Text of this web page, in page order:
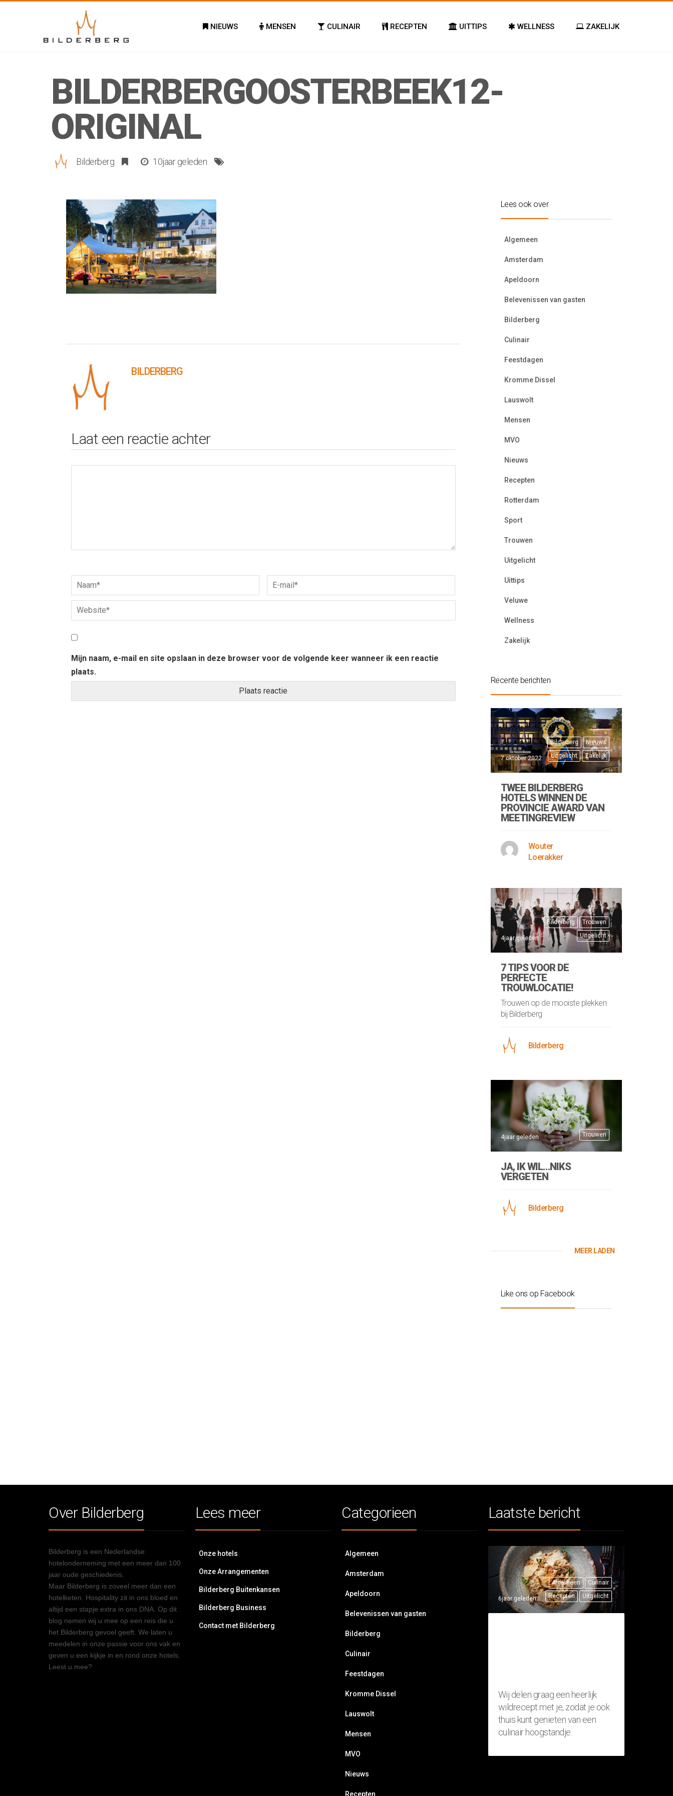
NIEUWS MENSEN CULINAIR RECEPTEN UITTIPS WELLNESS ZAKELIJK
BILDERBERGOOSTERBEEK12-
ORIGINAL
Bilderberg 10jaar geleden
BILDERBERG
Laat een reactie achter
Mijn naam, e-mail en site opslaan in deze browser voor de volgende keer wanneer ik een reactie
plaats.
Lees ook over
Algemeen
Amsterdam
Apeldoorn
Belevenissen van gasten
Bilderberg
Culinair
Feestdagen
Kromme Dissel
Lauswolt
Mensen
MVO
Nieuws
Recepten
Rotterdam
Sport
Trouwen
Uitgelicht
Uittips
Veluwe
Wellness
Zakelijk
Recente berichten
Bilderberg
Nieuws
Uitgelicht
Zakelijk
7 oktober 2022
TWEE BILDERBERG
HOTELS WINNEN DE
PROVINCIE AWARD VAN
MEETINGREVIEW
Wouter
Loerakker
Bilderberg
Trouwen
Uitgelicht
4jaar geleden
7 TIPS VOOR DE
PERFECTE
TROUWLOCATIE!
Trouwen op de mooiste plekken
bij Bilderberg
Bilderberg
Trouwen
4jaar geleden
JA, IK WIL…NIKS
VERGETEN
Bilderberg
MEER LADEN
Like ons op Facebook
Over Bilderberg
Bilderberg is een Nederlandse
hotelonderneming met een meer dan 100
jaar oude geschiedenis.
Maar Bilderberg is zoveel meer dan een
hotelketen. Hospitality zit in ons bloed en
altijd een stapje extra in ons DNA. Op dit
blog nemen wij u mee op een reis die u
het Bilderberg gevoel geeft. We laten u
meedelen in onze passie voor ons vak en
geven u een kijkje in en rond onze hotels.
Leest u mee?
Lees meer
Onze hotels
Onze Arrangementen
Bilderberg Buitenkansen
Bilderberg Business
Contact met Bilderberg
Categorieen
Algemeen
Amsterdam
Apeldoorn
Belevenissen van gasten
Bilderberg
Culinair
Feestdagen
Kromme Dissel
Lauswolt
Mensen
MVO
Nieuws
Recepten
Laatste bericht
Algemeen
Culinair
Recepten
Uitgelicht
6jaar geleden
Wij delen graag een heerlijk
wildrecept met je, zodat je ook
thuis kunt genieten van een
culinair hoogstandje.